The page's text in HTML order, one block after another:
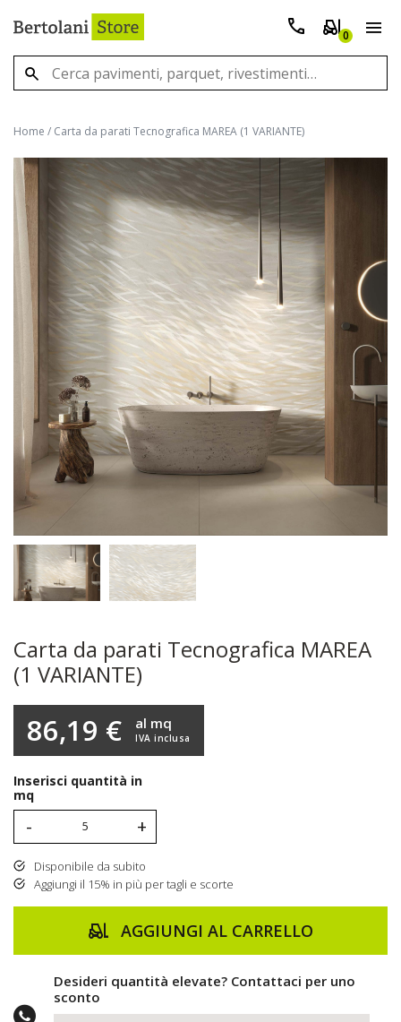
0
Home / Carta da parati Tecnografica MAREA (1 VARIANTE)
Carta da parati Tecnografica MAREA
(1 VARIANTE)
86,19 € IVA inclusa
al mq
Inserisci quantità in
mq
- +
Disponibile da subito
Aggiungi il 15% in più per tagli e scorte
AGGIUNGI AL CARRELLO
Desideri quantità elevate? Contattaci per uno
sconto